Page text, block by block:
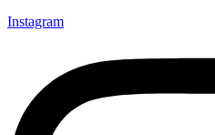
Zum
Instagram